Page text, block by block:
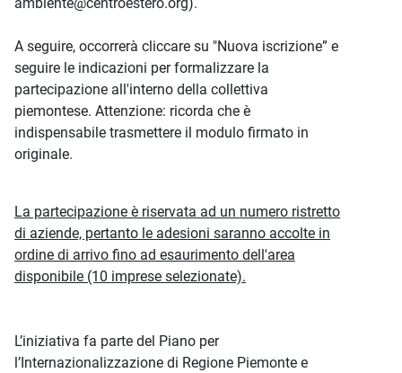
A seguire, occorrerà cliccare su "Nuova iscrizione” e
seguire le indicazioni per formalizzare la
partecipazione all'interno della collettiva
piemontese. Attenzione: ricorda che è
indispensabile trasmettere il modulo firmato in
originale.
La partecipazione è riservata ad un numero ristretto
di aziende, pertanto le adesioni saranno accolte in
ordine di arrivo fino ad esaurimento dell'area
disponibile (10 imprese selezionate).
L’iniziativa fa parte del Piano per
l’Internazionalizzazione di Regione Piemonte e